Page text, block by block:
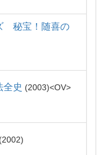
秘宝！随喜の
史 2003 OV
2002